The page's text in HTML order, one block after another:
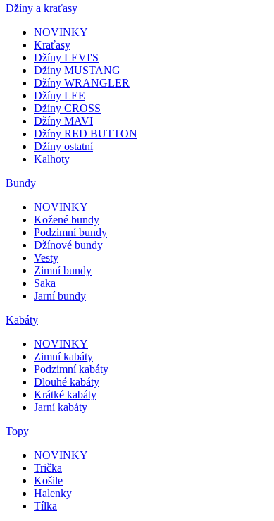
Džíny a kraťasy
NOVINKY
Kraťasy
Džíny LEVI'S
Džíny MUSTANG
Džíny WRANGLER
Džíny LEE
Džíny CROSS
Džíny MAVI
Džíny RED BUTTON
Džíny ostatní
Kalhoty
Bundy
NOVINKY
Kožené bundy
Podzimní bundy
Džínové bundy
Vesty
Zimní bundy
Saka
Jarní bundy
Kabáty
NOVINKY
Zimní kabáty
Podzimní kabáty
Dlouhé kabáty
Krátké kabáty
Jarní kabáty
Topy
NOVINKY
Trička
Košile
Halenky
Tílka